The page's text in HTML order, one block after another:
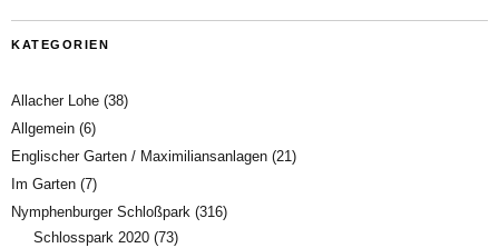
KATEGORIEN
Allacher Lohe (38)
Allgemein (6)
Englischer Garten / Maximiliansanlagen (21)
Im Garten (7)
Nymphenburger Schloßpark (316)
Schlosspark 2020 (73)